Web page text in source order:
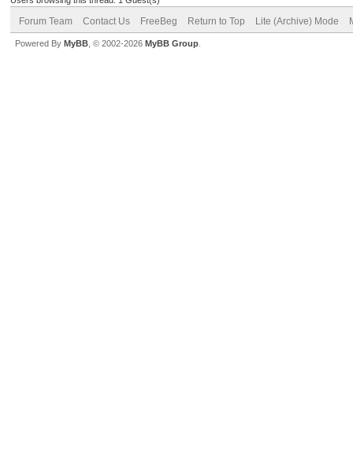
Forum Team Contact Us FreeBeg Return to Top Lite (Archive) Mode
Powered By MyBB , © 2002-2026 MyBB Group